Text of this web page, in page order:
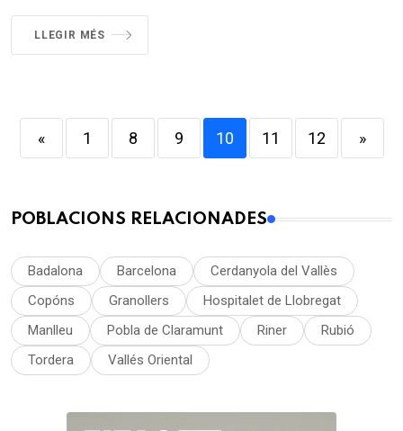
LLEGIR MÉS
« 1 8 9 10 11 12 »
POBLACIONS RELACIONADES
Badalona Barcelona
Cerdanyola del Vallès
Copóns
Granollers
Hospitalet de Llobregat
Manlleu
Pobla de Claramunt Riner
Rubió
Tordera
Vallés Oriental